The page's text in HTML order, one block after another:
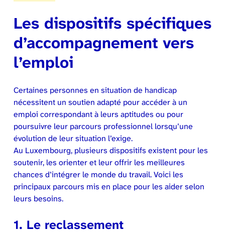
Les dispositifs spécifiques
d’accompagnement vers
l’emploi
Certaines personnes en situation de handicap
nécessitent un soutien adapté pour accéder à un
emploi correspondant à leurs aptitudes ou pour
poursuivre leur parcours professionnel lorsqu’une
évolution de leur situation l’exige.
Au Luxembourg, plusieurs dispositifs existent pour les
soutenir, les orienter et leur offrir les meilleures
chances d’intégrer le monde du travail. Voici les
principaux parcours mis en place pour les aider selon
leurs besoins.
1. Le reclassement